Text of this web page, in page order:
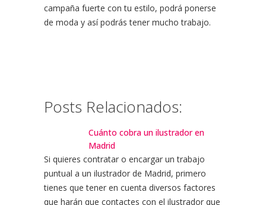
campaña fuerte con tu estilo, podrá ponerse
de moda y así podrás tener mucho trabajo.
Posts Relacionados:
Cuánto cobra un ilustrador en
Madrid
Si quieres contratar o encargar un trabajo
puntual a un ilustrador de Madrid, primero
tienes que tener en cuenta diversos factores
que harán que contactes con el ilustrador que